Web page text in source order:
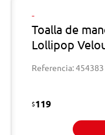
-
Toalla de
Lollipop
Referencia: 454383
$119